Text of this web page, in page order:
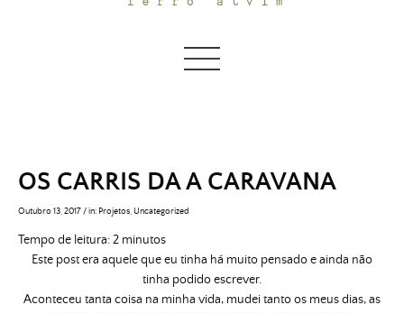
OS CARRIS DA A CARAVANA
Outubro 13, 2017/in: Projetos Uncategorized
Tempo de leitura:2 minutos
Este post era aquele que eu tinha há muito pensado e ainda não
tinha podido escrever.
Aconteceu tanta coisa na minha vida, mudei tanto os meus dias, as